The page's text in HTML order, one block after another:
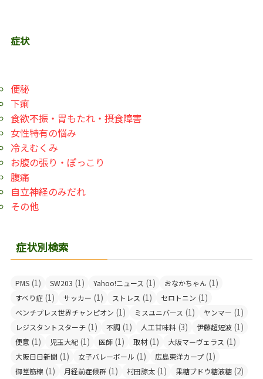
症状
便秘
下痢
食欲不振・胃もたれ・摂食障害
女性特有の悩み
冷えむくみ
お腹の張り・ぽっこり
腹痛
自立神経のみだれ
その他
症状別検索
PMS (1) SW203 (1) Yahoo!ニュース (1) おなかちゃん (1)
すべり症 (1) サッカー (1) ストレス (1) セロトニン (1)
ベンチプレス世界チャンピオン (1) ミスユニバース (1) ヤンマー (1)
レジスタントスターチ (1) 不調 (1) 人工甘味料 (3) 伊藤超短波 (1)
便意 (1) 児玉大紀 (1) 医師 (1) 取材(1) 大阪マーヴェラス (1)
大阪日日新聞 (1) 女子バレーボール (1) 広島東洋カープ (1)
御堂筋線 (1) 月経前症候群 (1) 村田諒太 (1) 果糖ブドウ糖液糖 (2)